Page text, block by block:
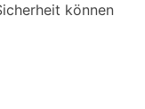
können